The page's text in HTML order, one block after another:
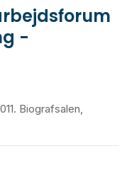
-
Biografsalen,